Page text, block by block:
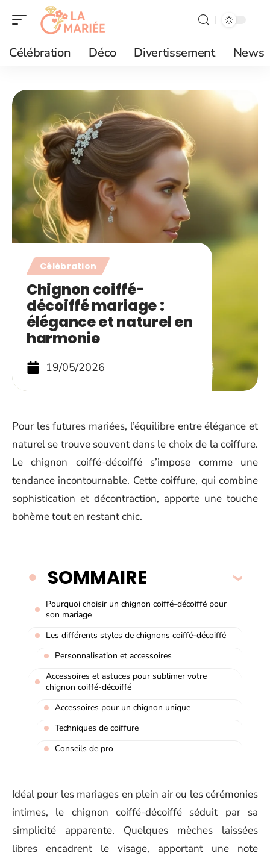
Célébration Déco Divertissement News
Célébration
Chignon coiffé-
décoiffé mariage :
élégance et naturel en
harmonie
19/05/2026
Pour les futures mariées, l’équilibre entre élégance et
naturel se trouve souvent dans le choix de la coiffure.
Le chignon coiffé-décoiffé s’impose comme une
tendance incontournable. Cette coiffure, qui combine
sophistication et décontraction, apporte une touche
bohème tout en restant chic.
SOMMAIRE
Pourquoi choisir un chignon coiffé-décoiffé pour
son mariage
Les différents styles de chignons coiffé-décoiffé
Personnalisation et accessoires
Accessoires et astuces pour sublimer votre
chignon coiffé-décoiffé
Accessoires pour un chignon unique
Techniques de coiffure
Conseils de pro
Idéal pour les mariages en plein air ou les cérémonies
intimes, le chignon coiffé-décoiffé séduit par sa
simplicité apparente. Quelques mèches laissées
libres encadrent le visage, apportant une note